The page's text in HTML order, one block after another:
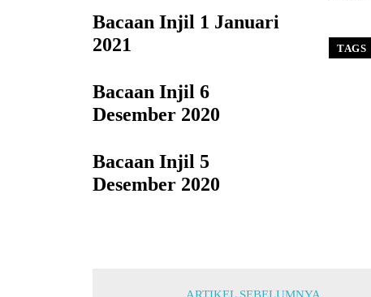
Bacaan Injil 1 Januari
2021
Bacaan Injil 6
Desember 2020
Bacaan Injil 5
Desember 2020
TAGS